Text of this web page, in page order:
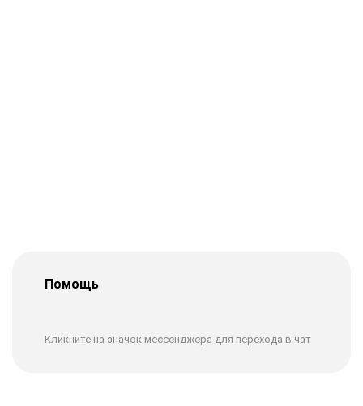
Помощь
Кликните на значок мессенджера для перехода в чат